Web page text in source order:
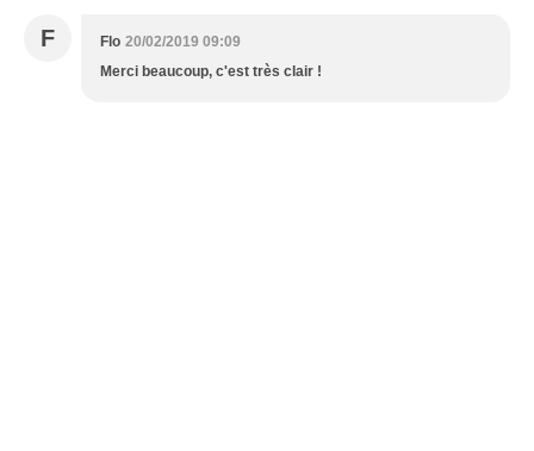
F Flo 20/02/2019 09:09
Merci beaucoup, c'est très clair !